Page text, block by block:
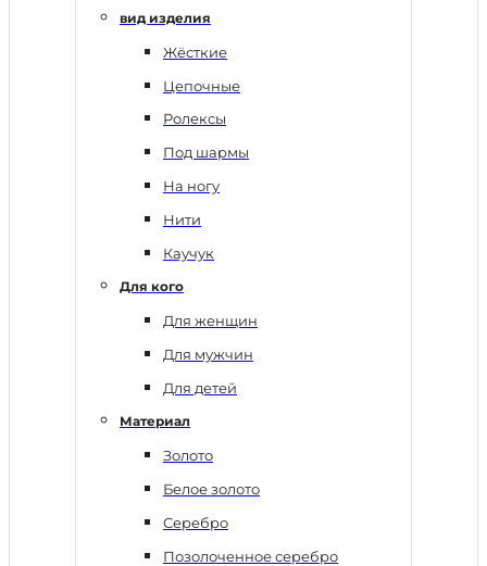
вид изделия
Жёсткие
Цепочные
Ролексы
Под шармы
На ногу
Нити
Каучук
Для кого
Для женщин
Для мужчин
Для детей
Материал
Золото
Белое золото
Серебро
Позолоченное серебро